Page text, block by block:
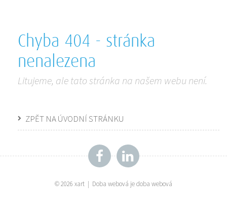
Chyba 404 - stránka
nenalezena
Litujeme, ale tato stránka na našem webu není.
ZPĚT NA ÚVODNÍ STRÁNKU
FacebookLinkedin
©2026 xart | Doba webová je doba webová